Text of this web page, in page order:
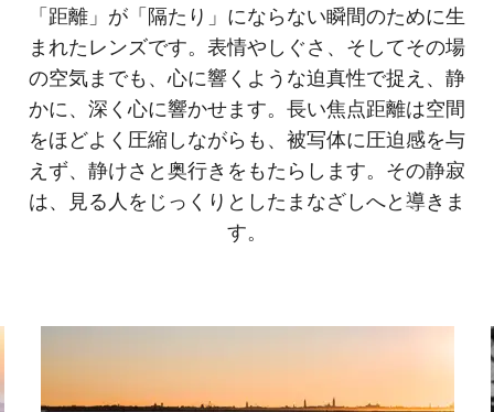
「距離」が「隔たり」にならない瞬間のために生
まれたレンズです。表情やしぐさ、そしてその場
の空気までも、心に響くような迫真性で捉え、静
かに、深く心に響かせます。長い焦点距離は空間
をほどよく圧縮しながらも、被写体に圧迫感を与
えず、静けさと奥行きをもたらします。その静寂
は、見る人をじっくりとしたまなざしへと導きま
す。